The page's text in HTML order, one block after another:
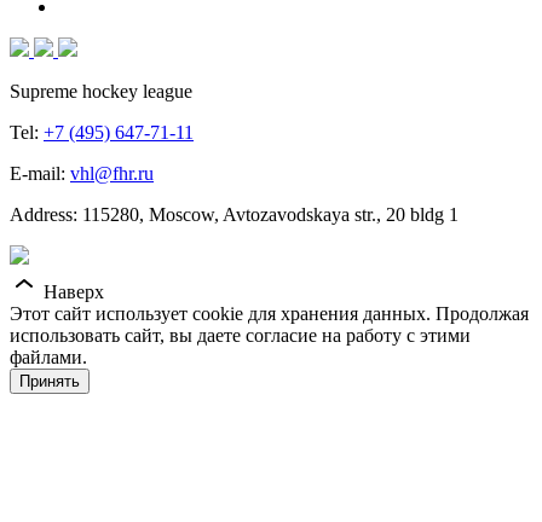
Supreme hockey league
Tel: +7 (495) 647-71-11
E-mail: vhl@fhr.ru
Address: 115280, Moscow, Avtozavodskaya str., 20 bldg 1
Наверх
Этот сайт использует cookie для хранения данных. Продолжая
использовать сайт, вы даете согласие на работу с этими
файлами.
Принять